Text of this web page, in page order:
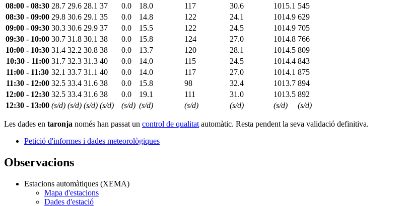
08:00 - 08:30 28.7 29.6 28.1 37 0.0 18.0 117 30.6 1015.1 545
08:30 - 09:00 29.8 30.6 29.1 35 0.0 14.8 122 24.1 1014.9 629
09:00 - 09:30 30.3 30.6 29.9 37 0.0 15.5 122 24.5 1014.9 705
09:30 - 10:00 30.7 31.8 30.1 38 0.0 15.8 124 27.0 1014.8 766
10:00 - 10:30 31.4 32.2 30.8 38 0.0 13.7 120 28.1 1014.5 809
10:30 - 11:00 31.7 32.3 31.3 40 0.0 14.0 115 24.5 1014.4 843
11:00 - 11:30 32.1 33.7 31.1 40 0.0 14.0 117 27.0 1014.1 875
11:30 - 12:00 32.5 33.4 31.6 38 0.0 15.8 98 32.4 1013.7 894
12:00 - 12:30 32.5 33.4 31.6 38 0.0 19.1 111 31.0 1013.5 892
12:30 - 13:00 (s/d) (s/d) (s/d) (s/d) (s/d) (s/d) (s/d) (s/d) (s/d) (s/d)
Les dades en taronja només han passat un control de qualitat automàtic. Resta pendent la seva validació definitiva.
Petició d'informes i dades meteorològiques
Observacions
Estacions automàtiques (XEMA)
Mapa d'estacions
Dades d'estació